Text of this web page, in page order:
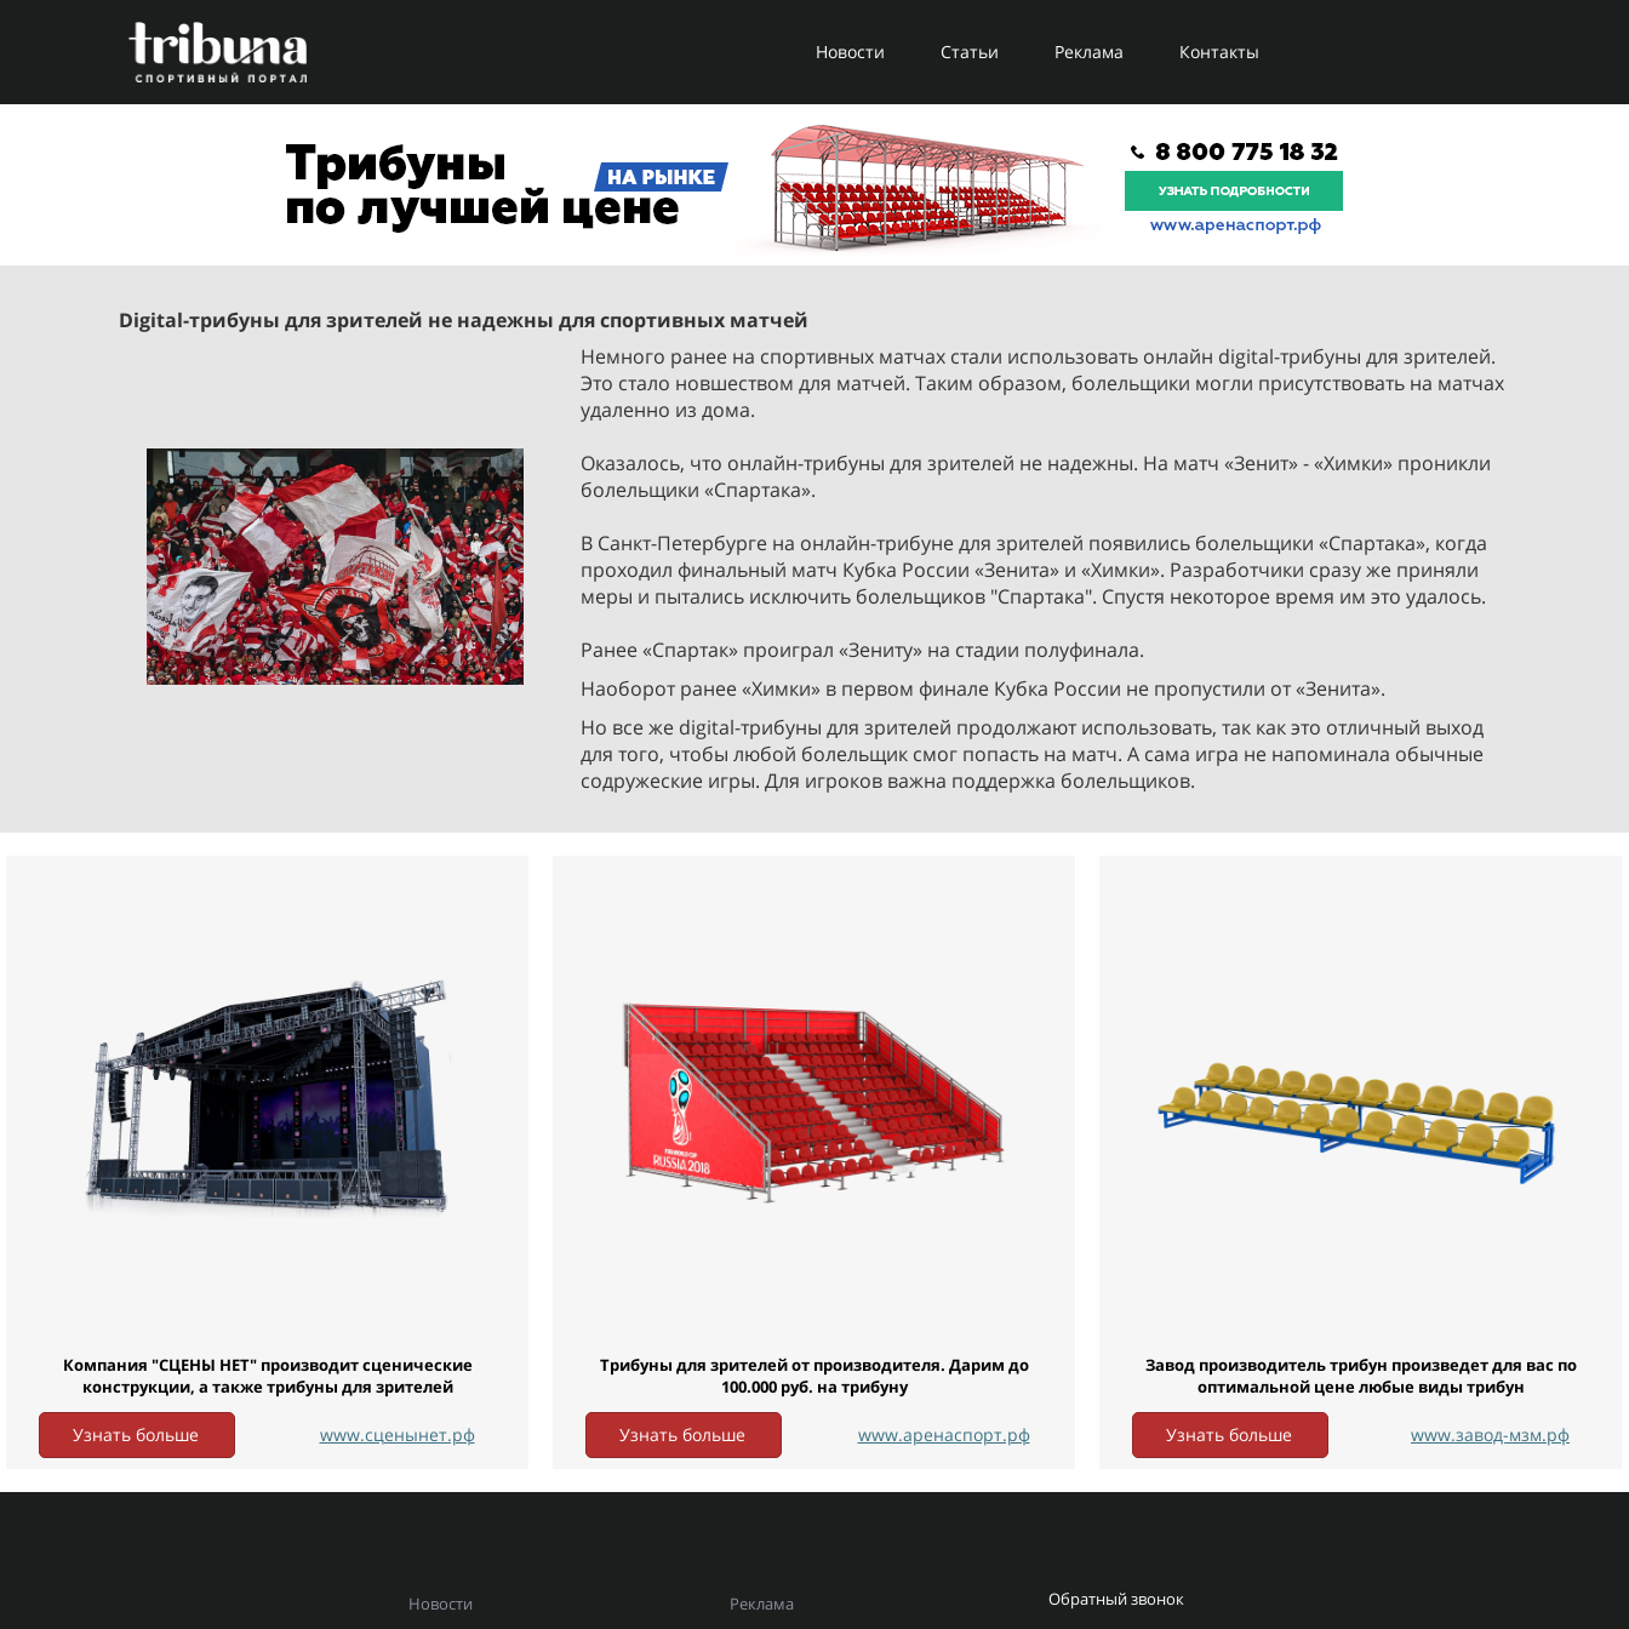
Новости Статьи Реклама Контакты
Digital-трибуны для зрителей не надежны для спортивных матчей
Немного ранее на спортивных матчах стали использовать онлайн digital-трибуны для зрителей.
Это стало новшеством для матчей. Таким образом, болельщики могли присутствовать на матчах
удаленно из дома.
Оказалось, что онлайн-трибуны для зрителей не надежны. На матч «Зенит» - «Химки» проникли
болельщики «Спартака».
В Санкт-Петербурге на онлайн-трибуне для зрителей появились болельщики «Спартака», когда
проходил финальный матч Кубка России «Зенита» и «Химки». Разработчики сразу же приняли
меры и пытались исключить болельщиков "Спартака". Спустя некоторое время им это удалось.
Ранее «Спартак» проиграл «Зениту» на стадии полуфинала.
Наоборот ранее «Химки» в первом финале Кубка России не пропустили от «Зенита».
Но все же digital-трибуны для зрителей продолжают использовать, так как это отличный выход
для того, чтобы любой болельщик смог попасть на матч. А сама игра не напоминала обычные
содружеские игры. Для игроков важна поддержка болельщиков.
Компания "СЦЕНЫ НЕТ" производит сценические
конструкции, а также трибуны для зрителей
Узнать больше www.сценынет.рф
Трибуны для зрителей от производителя. Дарим до
100.000 руб. на трибуну
Узнать больше www.аренаспорт.рф
Завод производитель трибун произведет для вас по
оптимальной цене любые виды трибун
Узнать больше www.завод-мзм.рф
Новости Реклама Обратный звонок